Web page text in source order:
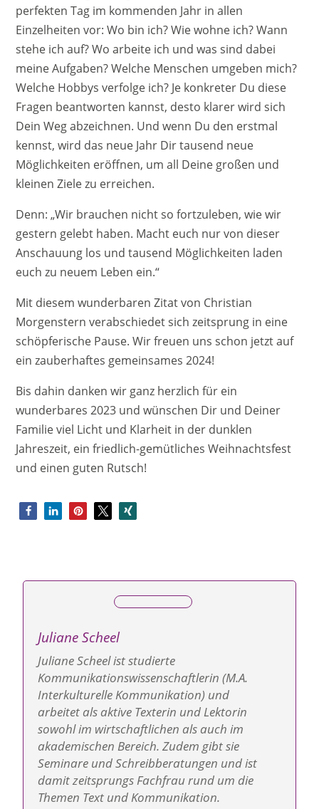
perfekten Tag im kommenden Jahr in allen
Einzelheiten vor: Wo bin ich? Wie wohne ich? Wann
stehe ich auf? Wo arbeite ich und was sind dabei
meine Aufgaben? Welche Menschen umgeben mich?
Welche Hobbys verfolge ich? Je konkreter Du diese
Fragen beantworten kannst, desto klarer wird sich
Dein Weg abzeichnen. Und wenn Du den erstmal
kennst, wird das neue Jahr Dir tausend neue
Möglichkeiten eröffnen, um all Deine großen und
kleinen Ziele zu erreichen.
Denn: „Wir brauchen nicht so fortzuleben, wie wir
gestern gelebt haben. Macht euch nur von dieser
Anschauung los und tausend Möglichkeiten laden
euch zu neuem Leben ein.“
Mit diesem wunderbaren Zitat von Christian
Morgenstern verabschiedet sich zeitsprung in eine
schöpferische Pause. Wir freuen uns schon jetzt auf
ein zauberhaftes gemeinsames 2024!
Bis dahin danken wir ganz herzlich für ein
wunderbares 2023 und wünschen Dir und Deiner
Familie viel Licht und Klarheit in der dunklen
Jahreszeit, ein friedlich-gemütliches Weihnachtsfest
und einen guten Rutsch!
Juliane Scheel
Juliane Scheel ist studierte
Kommunikations­wissenschaftlerin (M.A.
Interkulturelle Kommunikation) und
arbeitet als aktive Texterin und Lektorin
sowohl im wirtschaftlichen als auch im
akademischen Bereich. Zudem gibt sie
Seminare und Schreib­beratungen und ist
damit zeitsprungs Fachfrau rund um die
Themen Text und Kommunikation.